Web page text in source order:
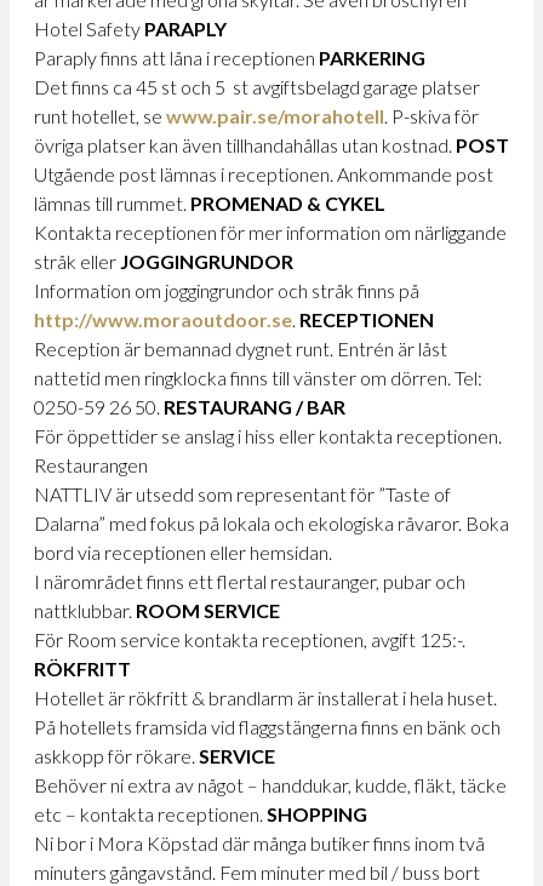
Hotel Safety PARAPLY
Paraply finns att låna i receptionen PARKERING
Det finns ca 45 st och 5 st avgiftsbelagd garage platser
runt hotellet, se www.pair.se/morahotell. P-skiva för
övriga platser kan även tillhandahållas utan kostnad. POST
Utgående post lämnas i receptionen. Ankommande post
lämnas till rummet. PROMENAD & CYKEL
Kontakta receptionen för mer information om närliggande
stråk eller JOGGINGRUNDOR
Information om joggingrundor och stråk finns på
http://www.moraoutdoor.se. RECEPTIONEN
Reception är bemannad dygnet runt. Entrén är låst
nattetid men ringklocka finns till vänster om dörren. Tel:
0250-59 26 50. RESTAURANG / BAR
För öppettider se anslag i hiss eller kontakta receptionen.
Restaurangen
NATTLIV är utsedd som representant för ”Taste of
Dalarna” med fokus på lokala och ekologiska råvaror. Boka
bord via receptionen eller hemsidan.
I närområdet finns ett flertal restauranger, pubar och
nattklubbar. ROOM SERVICE
För Room service kontakta receptionen, avgift 125:-.
RÖKFRITT
Hotellet är rökfritt & brandlarm är installerat i hela huset.
På hotellets framsida vid flaggstängerna finns en bänk och
askkopp för rökare. SERVICE
Behöver ni extra av något – handdukar, kudde, fläkt, täcke
etc – kontakta receptionen. SHOPPING
Ni bor i Mora Köpstad där många butiker finns inom två
minuters gångavstånd. Fem minuter med bil / buss bort